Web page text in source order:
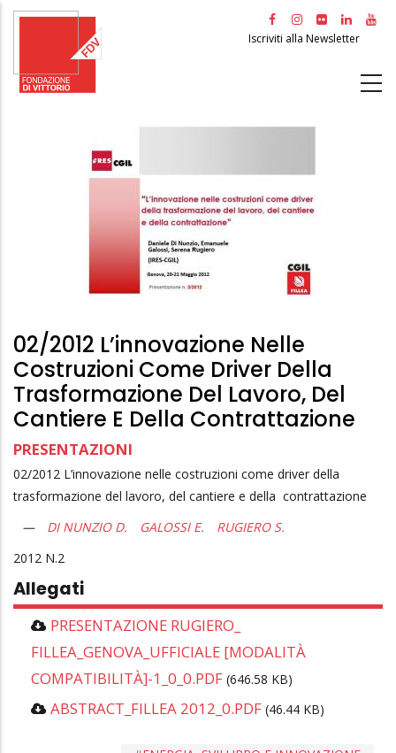
Salta
principale
Iscriviti alla Newsletter
02/2012 L’innovazione Nelle
Costruzioni Come Driver Della
Trasformazione Del Lavoro, Del
Cantiere E Della Contrattazione
PRESENTAZIONI
02/2012 L’innovazione nelle costruzioni come driver della
trasformazione del lavoro, del cantiere e della contrattazione
DI NUNZIO D.
GALOSSI E.
RUGIERO S.
2012
2
Allegati
PRESENTAZIONE RUGIERO_
FILLEA_GENOVA_UFFICIALE [MODALITÀ
COMPATIBILITÀ]-1_0_0.PDF (646.58 KB)
ABSTRACT_FILLEA 2012_0.PDF (46.44 KB)